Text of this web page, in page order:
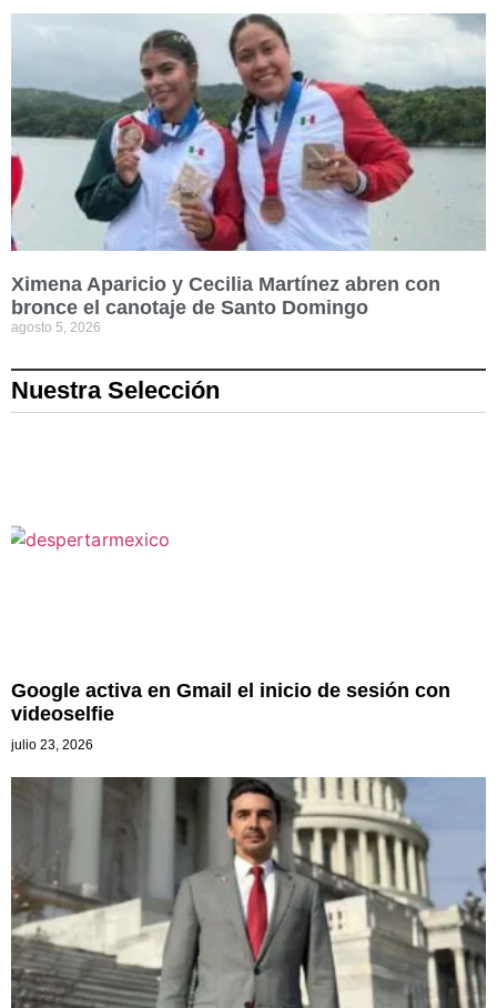
Ximena Aparicio y Cecilia Martínez abren con
bronce el canotaje de Santo Domingo
agosto 5, 2026
Nuestra Selección
Google activa en Gmail el inicio de sesión con
videoselfie
julio 23, 2026